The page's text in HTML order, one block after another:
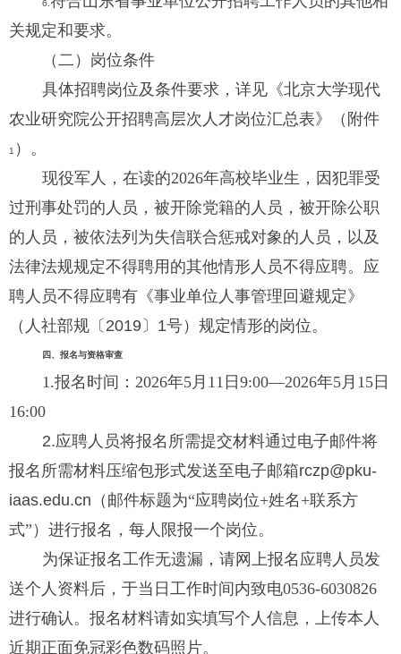
6.
关规定和要求。
（二）岗位条件
具体招聘岗位及条件要求，详见《北京大学现代
农业研究院公开招聘高层次人才岗位汇总表》（附件
1 ）。
现役军人，在读的2026年高校毕业生，因犯罪受
过刑事处罚的人员，被开除党籍的人员，被开除公职
的人员，被依法列为失信联合惩戒对象的人员，以及
法律法规规定不得聘用的其他情形人员不得应聘。应
聘人员不得应聘有《事业单位人事管理回避规定》
（人社部规〔 2019 〕 1号）规定情形的岗位。
四、报名与资格审查
1.报名时间： 2026年5月 11 日 9:00—2026年5月 15 日
16:00
2.应聘人员将报名所需提交材料通过电子邮件将
报名所需材料压缩包形式发送至电子邮箱rczp@pku-
iaas.edu.cn （邮件标题为“应聘岗位+姓名 +联系方
式”）进行报名，每人限报一个岗位。
为保证报名工作无遗漏，请网上报名应聘人员发
送个人资料后，于当日工作时间内致电0536-6030826
进行确认。报名材料请如实填写个人信息，上传本人
近期正面免冠彩色数码照片。